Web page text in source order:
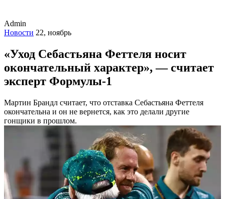
Admin
Новости 22, ноябрь
«Уход Себастьяна Феттеля носит
окончательный характер», — считает
эксперт Формулы-1
Мартин Брандл считает, что отставка Себастьяна Феттеля
окончательна и он не вернется, как это делали другие
гонщики в прошлом.